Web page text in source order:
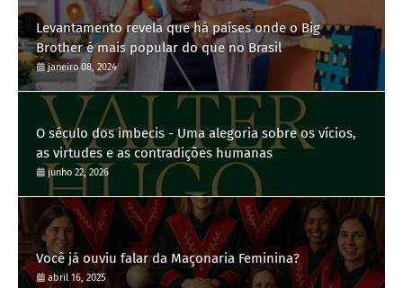
Levantamento revela que há países onde o Big
Brother é mais popular do que no Brasil
janeiro 08, 2024
O século dos imbecis - Uma alegoria sobre os vícios,
as virtudes e as contradições humanas
junho 22, 2026
Você já ouviu falar da Maçonaria Feminina?
abril 16, 2025